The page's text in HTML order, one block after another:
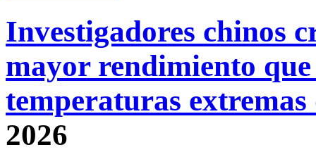
Investigadores chinos
mayor rendimiento
temperaturas extremas
2026